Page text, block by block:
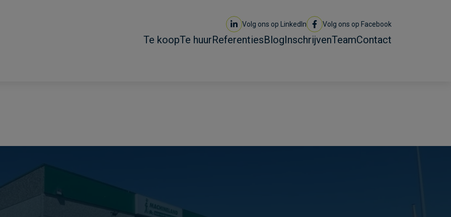
Volg ons op LinkedIn Volg ons op Facebook
Te koopTe huurReferentiesBlogInschrijvenTeamContact